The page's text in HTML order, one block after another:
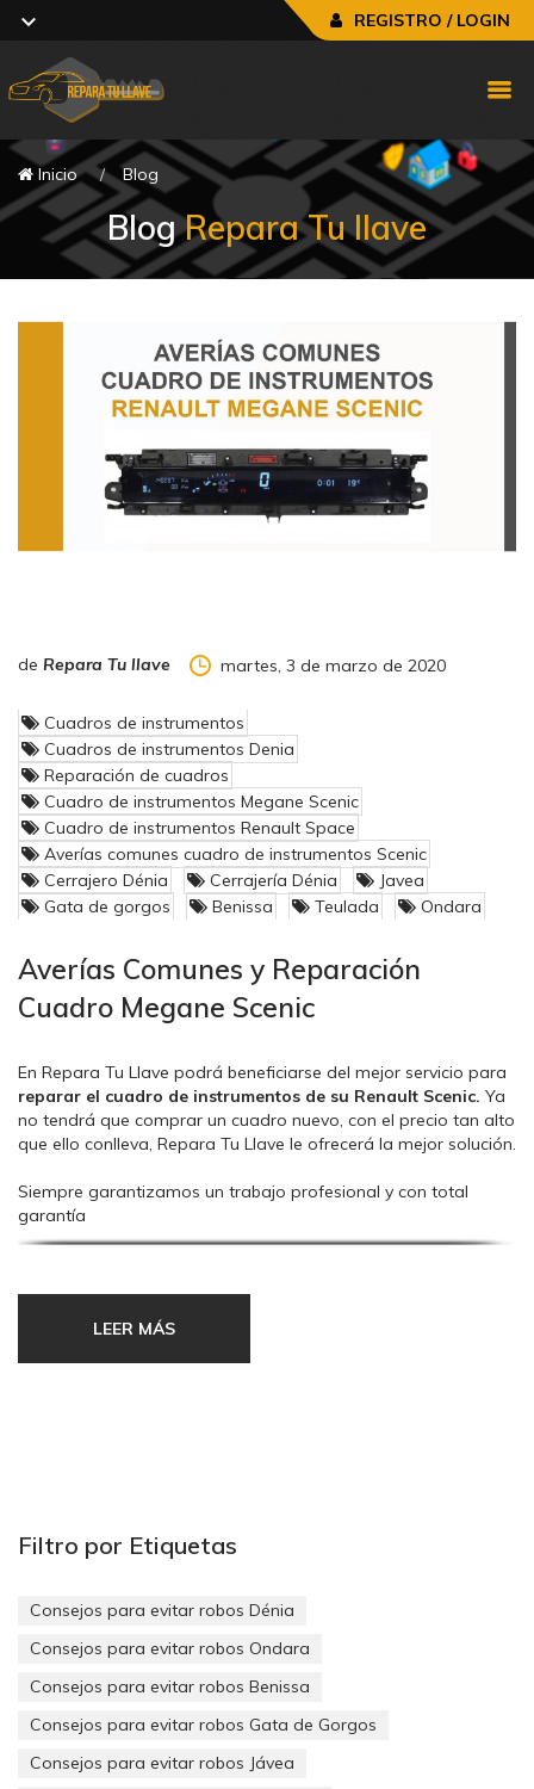
REGISTRO / LOGIN
Inicio Blog
BlogRepara Tu llave
de Repara Tu llave martes, 3 de marzo de 2020
Cuadros de instrumentos
Cuadros de instrumentos Denia
Reparación de cuadros
Cuadro de instrumentos Megane Scenic
Cuadro de instrumentos Renault Space
Averías comunes cuadro de instrumentos Scenic
Cerrajero Dénia
Cerrajería Dénia
Javea
Gata de gorgos
Benissa Teulada Ondara
Averías Comunes y Reparación
Cuadro Megane Scenic
En Repara Tu Llave podrá beneficiarse del mejor servicio para
reparar el cuadro de instrumentos de su Renault Scenic. Ya
no tendrá que comprar un cuadro nuevo, con el precio tan alto
que ello conlleva, Repara Tu Llave le ofrecerá la mejor solución.
Siempre garantizamos un trabajo profesional y con total
garantía
Uno de los fallos más comunes que suelen llegar a nuestro
taller, es el “apagado total” del cuadro. Otras de las averías,
LEER MÁS
Filtro por Etiquetas
Consejos para evitar robos Dénia
Consejos para evitar robos Ondara
Consejos para evitar robos Benissa
Consejos para evitar robos Gata de Gorgos
Consejos para evitar robos Jávea